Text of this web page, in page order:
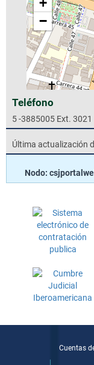
−
Teléfono
5 -3885005 Ext. 3021
Última actualización
Nodo:
Cuentas